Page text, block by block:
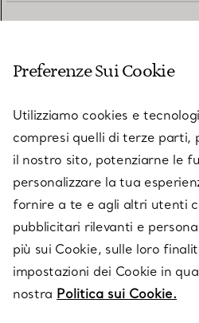
SU TIFFANY & CO.
LEGALE
SEGUICI
Preferenze Sui Cookie
Utilizziamo cookies e
compresi quelli di terze parti,
il nostro sito, potenziarne le
personalizzare la tua
fornire a te e agli altri utenti
pubblicitari rilevanti e
più sui Cookie, sulle loro
impostazioni dei Cookie in
nostra Politica sui Cookie.